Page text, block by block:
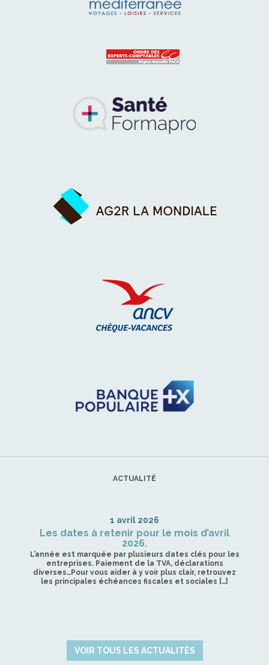
ACTUALITÉ
1 avril 2026
Les dates à retenir pour le mois d’avril
2026.
L’année est marquée par plusieurs dates clés pour les
entreprises. Paiement de la TVA, déclarations
diverses…Pour vous aider à y voir plus clair, retrouvez
les principales échéances fiscales et sociales […]
VOIR TOUS LES ACTUALITÉS